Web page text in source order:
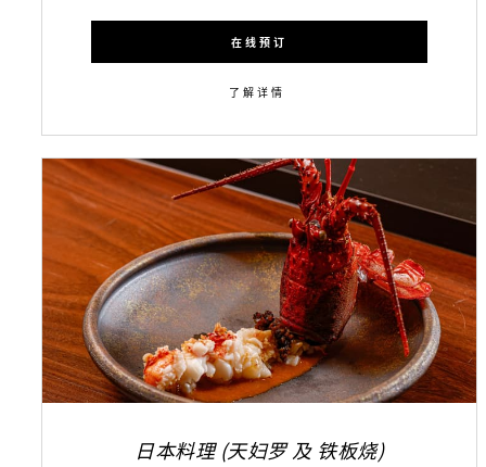
在线预订
了解详情
日本料理 (天妇罗 及 铁板烧)